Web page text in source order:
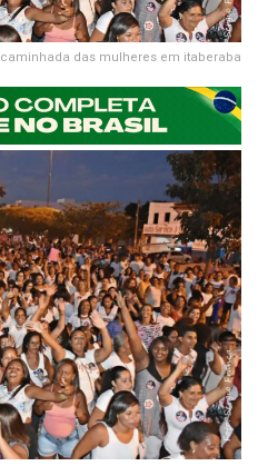
caminhada das mulheres em itaberaba